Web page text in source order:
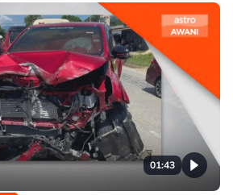
01:43